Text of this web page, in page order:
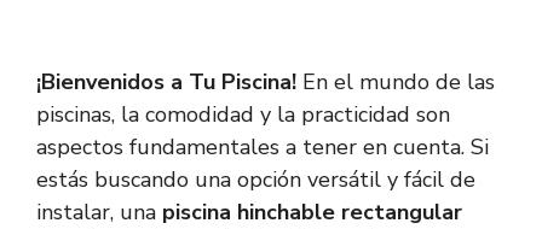
¡Bienvenidos a Tu Piscina! En el mundo de las
piscinas, la comodidad y la practicidad son
aspectos fundamentales a tener en cuenta. Si
estás buscando una opción versátil y fácil de
instalar, una piscina hinchable rectangular